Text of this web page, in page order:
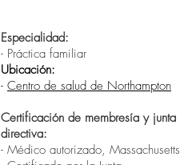
Especialidad:
- Práctica familiar
Ubicación:
- Centro de salud de Northampton
Certificación de membresía y junta
directiva:
- Médico autorizado, Massachusetts